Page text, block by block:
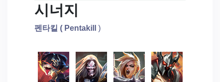
시너지
펜타킬 ( Pentakill )